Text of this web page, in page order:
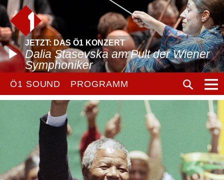
JETZT: DAS Ö1 KONZERT
Dalia Stasevska am Pult der Wiener
Symphoniker
Ö1 SOUND PROGRAMM